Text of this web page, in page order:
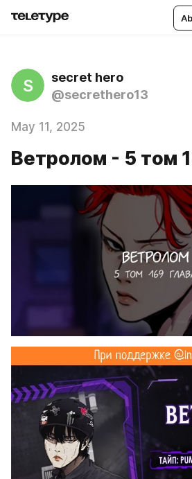
S
secret hero
@secrethero13
May 11, 2025
Ветролом - 5 том